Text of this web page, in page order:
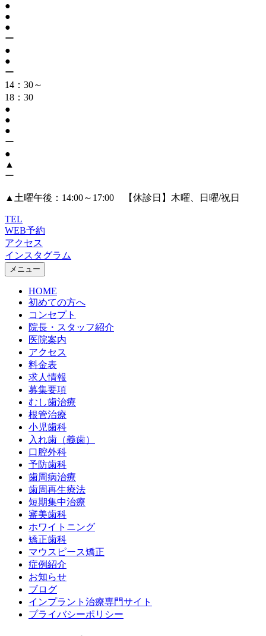
●
●
●
ー
●
●
ー
14：30～
18：30
●
●
●
ー
●
▲
ー
▲ 土曜午後：14:00～17:00 【休診日】木曜、日曜/祝日
TEL
WEB予約
アクセス
インスタグラム
メニュー
HOME
初めての方へ
コンセプト
院長・スタッフ紹介
医院案内
アクセス
料金表
求人情報
募集要項
むし歯治療
根管治療
小児歯科
入れ歯（義歯）
口腔外科
予防歯科
歯周病治療
歯周再生療法
短期集中治療
審美歯科
ホワイトニング
矯正歯科
マウスピース矯正
症例紹介
お知らせ
ブログ
インプラント治療専門サイト
プライバシーポリシー